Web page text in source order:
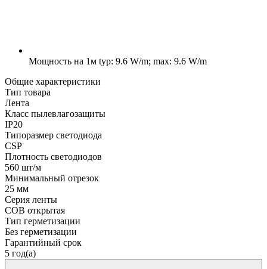
Мощность на 1м typ: 9.6 W/m; max: 9.6 W/m
Общие характеристики
Тип товара
Лента
Класс пылевлагозащиты
IP20
Типоразмер светодиода
CSP
Плотность светодиодов
560 шт/м
Минимальный отрезок
25 мм
Серия ленты
COB открытая
Тип герметизации
Без герметизации
Гарантийный срок
5 год(а)